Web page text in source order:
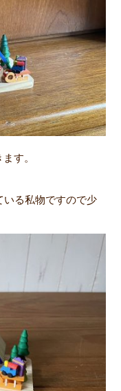
す。
いる私物ですので少